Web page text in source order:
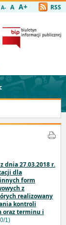
A- A A+ RSS
dnia 27.03.2018 r.
dla
form
z
realizowany
kontroli
oraz terminu i
1)